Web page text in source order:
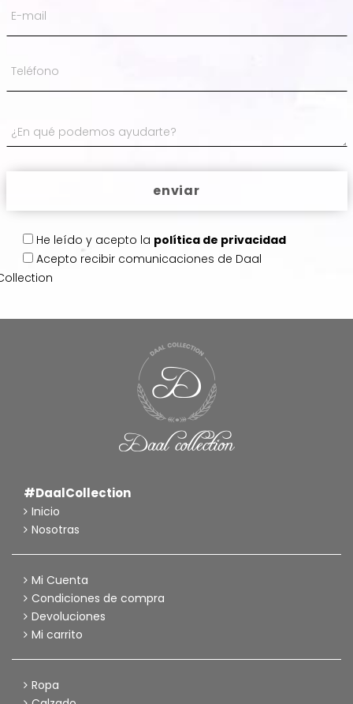
He leído y acepto la política de privacidad
Acepto recibir comunicaciones de Daal
#DaalCollection
Inicio
Nosotras
Mi Cuenta
Condiciones de compra
Devoluciones
Mi carrito
Ropa